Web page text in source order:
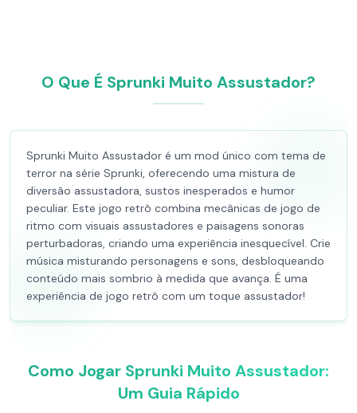
O Que É Sprunki Muito Assustador?
Sprunki Muito Assustador é um mod único com tema de
terror na série Sprunki, oferecendo uma mistura de
diversão assustadora, sustos inesperados e humor
peculiar. Este jogo retrô combina mecânicas de jogo de
ritmo com visuais assustadores e paisagens sonoras
perturbadoras, criando uma experiência inesquecível. Crie
música misturando personagens e sons, desbloqueando
conteúdo mais sombrio à medida que avança. É uma
experiência de jogo retrô com um toque assustador!
Como Jogar Sprunki Muito Assustador:
Um Guia Rápido